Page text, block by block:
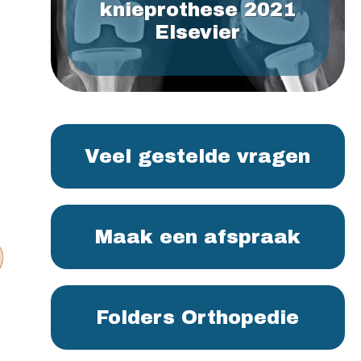
knieprothese 2021
Elsevier
Veel gestelde vragen
Maak een afspraak
Folders Orthopedie